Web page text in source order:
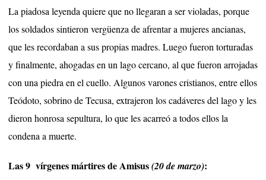
La piadosa leyenda quiere que no llegaran a ser violadas, porque
los soldados sintieron vergüenza de afrentar a mujeres ancianas,
que les recordaban a sus propias madres. Luego fueron torturadas
y finalmente, ahogadas en un lago cercano, al que fueron arrojadas
con una piedra en el cuello. Algunos varones cristianos, entre ellos
Teódoto, sobrino de Tecusa, extrajeron los cadáveres del lago y les
dieron honrosa sepultura, lo que les acarreó a todos ellos la
condena a muerte.
Las 9 vírgenes mártires de Amisus(20 de marzo):